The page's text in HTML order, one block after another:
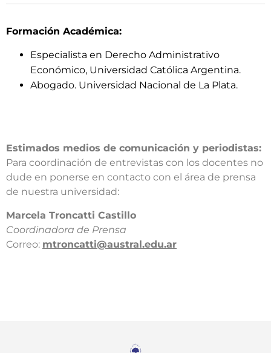
Formación Académica:
Especialista en Derecho Administrativo
Económico, Universidad Católica Argentina.
Abogado. Universidad Nacional de La Plata.
Estimados medios de comunicación y periodistas:
Para coordinación de entrevistas con los docentes no
dude en ponerse en contacto con el área de prensa
de nuestra universidad:​
​Marcela Troncatti Castillo​
Coordinadora de Prensa​
Correo: mtroncatti@austral.edu.ar​